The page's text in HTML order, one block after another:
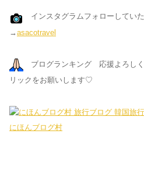
インスタグラムフォローしてい
→asacotravel
ブログランキング 応援よろしく
リックをお願いします♡
にほんブログ村